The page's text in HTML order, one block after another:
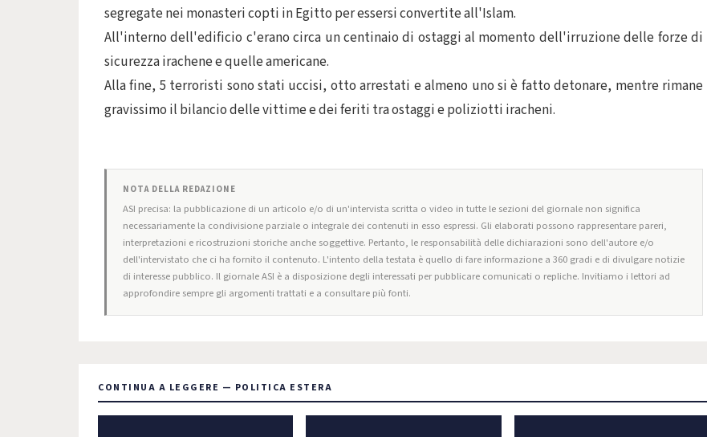
segregate nei monasteri copti in Egitto per essersi convertite all'Islam.
All'interno dell'edificio c'erano circa un centinaio di ostaggi al momento dell'irruzione delle forze di
sicurezza irachene e quelle americane.
Alla fine, 5 terroristi sono stati uccisi, otto arrestati e almeno uno si è fatto detonare, mentre rimane
gravissimo il bilancio delle vittime e dei feriti tra ostaggi e poliziotti iracheni.
NOTA DELLA REDAZIONE
ASI precisa: la pubblicazione di un articolo e/o di un'intervista scritta o video in tutte le sezioni del giornale non significa
necessariamente la condivisione parziale o integrale dei contenuti in esso espressi. Gli elaborati possono rappresentare pareri,
interpretazioni e ricostruzioni storiche anche soggettive. Pertanto, le responsabilità delle dichiarazioni sono dell'autore e/o
dell'intervistato che ci ha fornito il contenuto. L'intento della testata è quello di fare informazione a 360 gradi e di divulgare notizie
di interesse pubblico. Il giornale ASI è a disposizione degli interessati per pubblicare comunicati o repliche. Invitiamo i lettori ad
approfondire sempre gli argomenti trattati e a consultare più fonti.
CONTINUA A LEGGERE — POLITICA ESTERA